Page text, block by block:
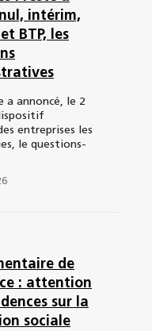
intérim,
BTP, les
a annoncé, le 2
entreprises les
le questions-
de
: attention
sur la
sociale